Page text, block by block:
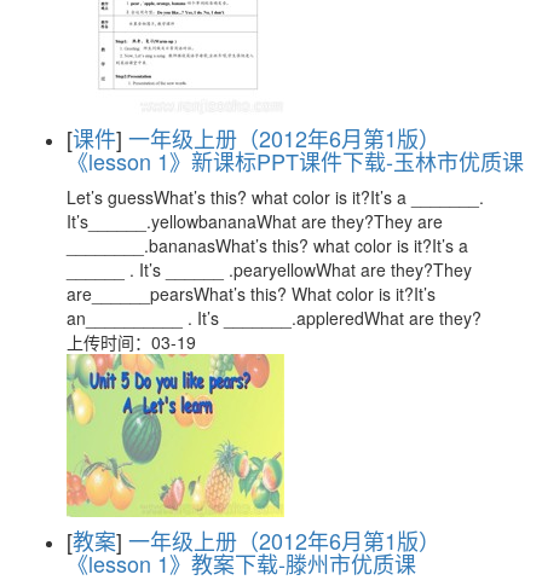
[课件] 一年级上册（2012年6月第1版）
《lesson 1》新课标PPT课件下载-玉林市优质课
Let’s guessWhat’s this? what color is it?It’s a _______.
It’s______.yellowbananaWhat are they?They are
________.bananasWhat’s this? what color is it?It’s a
______ . It’s ______ .pearyellowWhat are they?They
are______pearsWhat’s this? What color is it?It’s
an__________ . It’s _______.appleredWhat are they?
上传时间：03-19
[教案] 一年级上册（2012年6月第1版）
《lesson 1》教案下载-滕州市优质课